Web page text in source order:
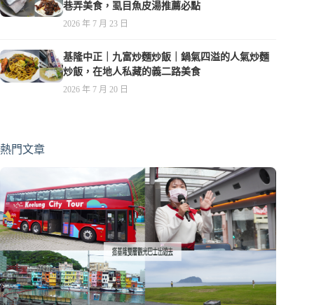
巷弄美食，虱目魚皮湯推薦必點
2026 年 7 月 23 日
基隆中正｜九富炒麵炒飯｜鍋氣四溢的人氣炒麵
炒飯，在地人私藏的義二路美食
2026 年 7 月 20 日
熱門文章